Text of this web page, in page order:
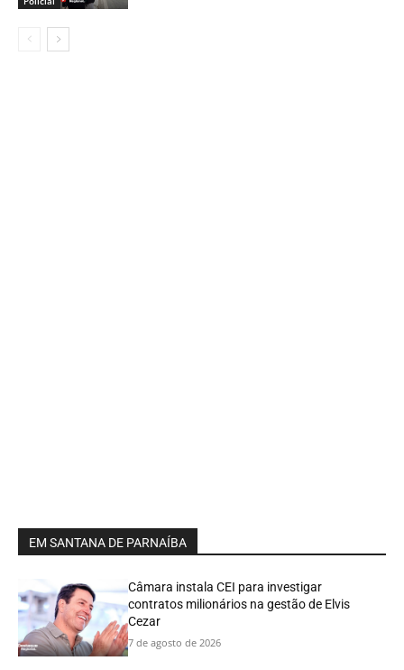
EM SANTANA DE PARNAÍBA
Câmara instala CEI para investigar
contratos milionários na gestão de Elvis
Cezar
7 de agosto de 2026